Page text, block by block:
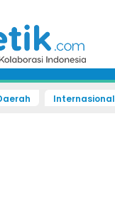
Internasional